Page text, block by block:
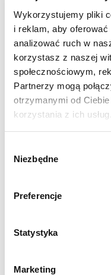
Wykorzystujemy pliki
i reklam, aby oferować
analizować ruch w
korzystasz z naszej
społecznościowym,
Partnerzy mogą
otrzymanymi od
korzystania z ich usług.
zgody
Niezbędne
Preferencje
Statystyka
Marketing
woda
1 cebula
1 zielona papryka
1/2 puszki ananasa
Sos słodko -
120ml octu
1 łyżeczka
6 łyżek soku